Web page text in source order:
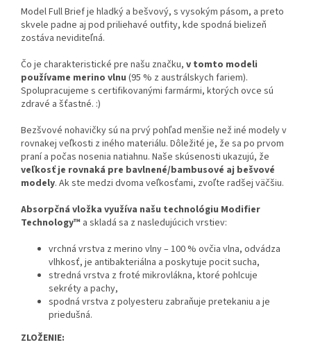
Model Full Brief je hladký a bešvový, s vysokým pásom, a preto
skvele padne aj pod priliehavé outfity, kde spodná bielizeň
zostáva neviditeľná.
Čo je charakteristické pre našu značku, v tomto modeli
používame merino vlnu (95 % z austrálskych fariem).
Spolupracujeme s certifikovanými farmármi, ktorých ovce sú
zdravé a šťastné. :)
Bezšvové nohavičky sú na prvý pohľad menšie než iné modely v
rovnakej veľkosti z iného materiálu. Dôležité je, že sa po prvom
praní a počas nosenia natiahnu. Naše skúsenosti ukazujú, že
veľkosť je rovnaká pre bavlnené/bambusové aj bešvové
modely. Ak ste medzi dvoma veľkosťami, zvoľte radšej väčšiu.
Absorpčná vložka využíva našu technológiu Modifier
Technology™ a skladá sa z nasledujúcich vrstiev:
vrchná vrstva z merino vlny – 100 % ovčia vlna, odvádza
vlhkosť, je antibakteriálna a poskytuje pocit sucha,
stredná vrstva z froté mikrovlákna, ktoré pohlcuje
sekréty a pachy,
spodná vrstva z polyesteru zabraňuje pretekaniu a je
priedušná.
ZLOŽENIE: